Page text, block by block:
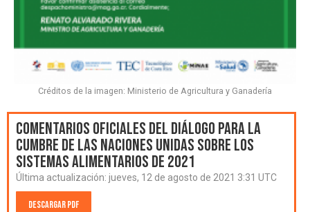
Comentarios oficiales del Diálogo para la
Cumbre de las Naciones Unidas sobre los
Sistemas Alimentarios de 2021
Última actualización: jueves, 12 de agosto de 2021 3:31 UTC
Descargar PDF
Créditos de la imagen: Ministerio de Agricultura y Ganadería